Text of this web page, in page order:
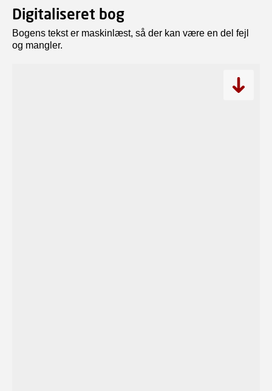
Digitaliseret bog
Bogens tekst er maskinlæst, så der kan være en del fejl
og mangler.